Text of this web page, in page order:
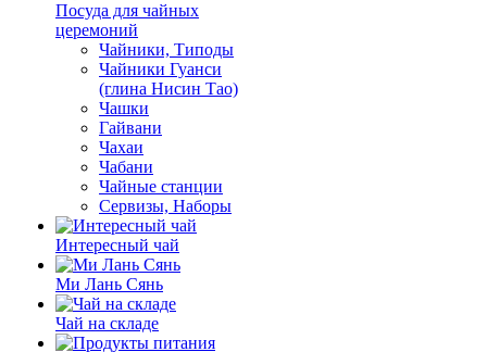
Посуда для чайных
церемоний
Чайники, Типоды
Чайники Гуанси
(глина Нисин Тао)
Чашки
Гайвани
Чахаи
Чабани
Чайные станции
Сервизы, Наборы
Интересный чай
Ми Лань Сянь
Чай на складе